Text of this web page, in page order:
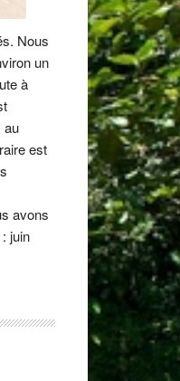
Nous
un
à
au
est
avons
juin